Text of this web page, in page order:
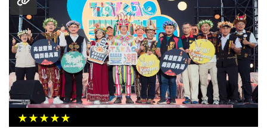
樂
活
居
家
生
活
★★★★★